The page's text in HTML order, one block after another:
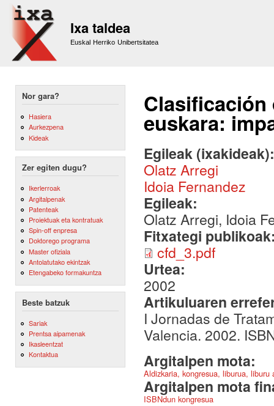
Ixa taldea
Euskal Herriko Unibertsitatea
Nor gara?
Hasiera
Aurkezpena
Kideak
Zer egiten dugu?
Ikerlerroak
Argitalpenak
Patenteak
Proiektuak eta kontratuak
Spin-off enpresa
Doktorego programa
Master ofiziala
Antolatutako ekintzak
Etengabeko formakuntza
Beste batzuk
Sariak
Prentsa aipamenak
Ikasleentzat
Kontaktua
Clasificación
euskara:
Egileak
Olatz Arregi
Idoia Fernandez
Egileak:
Olatz Arregi, Idoia
Fitxategi
cfd_3.pdf
Urtea:
2002
Artikuluaren
I Jornadas de
Valencia. 2002.
Argitalpen mota:
Aldizkaria, kongresua, liburua,
Argitalpen mota
ISBNdun kongresua